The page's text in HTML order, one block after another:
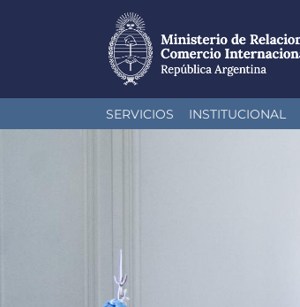
al
SERVICIOS INSTITUCIONAL